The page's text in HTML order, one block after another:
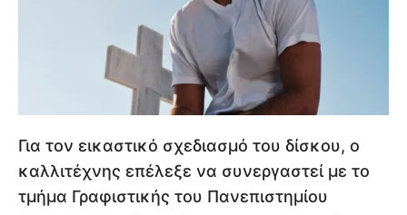
Για τον εικαστικό σχεδιασμό του δίσκου, ο
καλλιτέχνης επέλεξε να συνεργαστεί με το
τμήμα Γραφιστικής του Πανεπιστημίου